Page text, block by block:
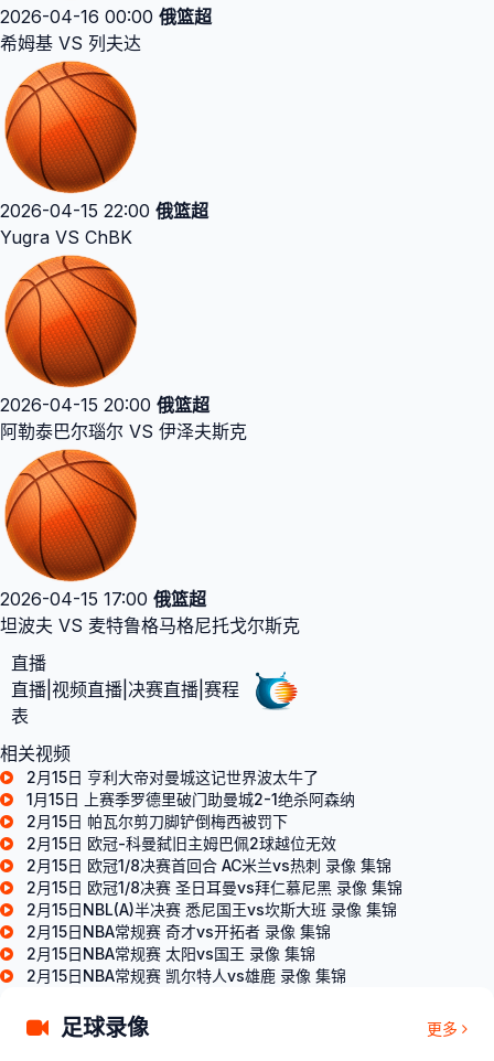
2026-04-16 00:00 俄篮超
希姆基 VS 列夫达
2026-04-15 22:00 俄篮超
Yugra VS ChBK
2026-04-15 20:00 俄篮超
阿勒泰巴尔瑙尔 VS 伊泽夫斯克
2026-04-15 17:00 俄篮超
坦波夫 VS 麦特鲁格马格尼托戈尔斯克
直播
直播|视频直播|决赛直播|赛程
表
相关视频
2月15日 亨利大帝对曼城这记世界波太牛了
1月15日 上赛季罗德里破门助曼城2-1绝杀阿森纳
2月15日 帕瓦尔剪刀脚铲倒梅西被罚下
2月15日 欧冠-科曼弑旧主姆巴佩2球越位无效
2月15日 欧冠1/8决赛首回合 AC米兰vs热刺 录像 集锦
2月15日 欧冠1/8决赛 圣日耳曼vs拜仁慕尼黑 录像 集锦
2月15日NBL(A)半决赛 悉尼国王vs坎斯大班 录像 集锦
2月15日NBA常规赛 奇才vs开拓者 录像 集锦
2月15日NBA常规赛 太阳vs国王 录像 集锦
2月15日NBA常规赛 凯尔特人vs雄鹿 录像 集锦
足球录像 更多